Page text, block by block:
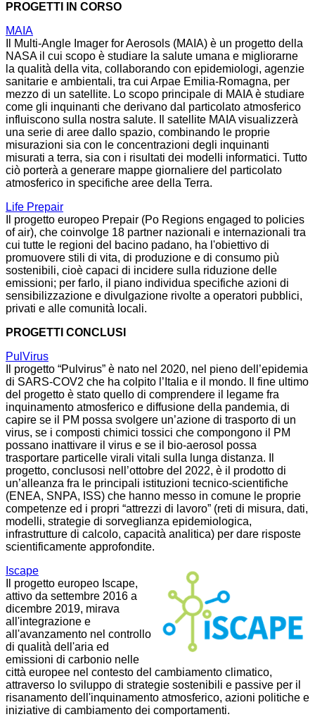
PROGETTI IN CORSO
MAIA
Il Multi-Angle Imager for Aerosols (MAIA) è un progetto della
NASA il cui scopo è studiare la salute umana e migliorarne
la qualità della vita, collaborando con epidemiologi, agenzie
sanitarie e ambientali, tra cui Arpae Emilia-Romagna, per
mezzo di un satellite. Lo scopo principale di MAIA è studiare
come gli inquinanti che derivano dal particolato atmosferico
influiscono sulla nostra salute. Il satellite MAIA visualizzerà
una serie di aree dallo spazio, combinando le proprie
misurazioni sia con le concentrazioni degli inquinanti
misurati a terra, sia con i risultati dei modelli informatici. Tutto
ciò porterà a generare mappe giornaliere del particolato
atmosferico in specifiche aree della Terra.
Life Prepair
Il progetto europeo Prepair (Po Regions engaged to policies
of air), che coinvolge 18 partner nazionali e internazionali tra
cui tutte le regioni del bacino padano, ha l'obiettivo di
promuovere stili di vita, di produzione e di consumo più
sostenibili, cioè capaci di incidere sulla riduzione delle
emissioni; per farlo, il piano individua specifiche azioni di
sensibilizzazione e divulgazione rivolte a operatori pubblici,
privati e alle comunità locali.
PROGETTI CONCLUSI
PulVirus
Il progetto “Pulvirus” è nato nel 2020, nel pieno dell’epidemia
di SARS-COV2 che ha colpito l’Italia e il mondo. Il fine ultimo
del progetto è stato quello di comprendere il legame fra
inquinamento atmosferico e diffusione della pandemia, di
capire se il PM possa svolgere un’azione di trasporto di un
virus, se i composti chimici tossici che compongono il PM
possano inattivare il virus e se il bio-aerosol possa
trasportare particelle virali vitali sulla lunga distanza. Il
progetto, conclusosi nell’ottobre del 2022, è il prodotto di
un’alleanza fra le principali istituzioni tecnico-scientifiche
(ENEA, SNPA, ISS) che hanno messo in comune le proprie
competenze ed i propri “attrezzi di lavoro” (reti di misura, dati,
modelli, strategie di sorveglianza epidemiologica,
infrastrutture di calcolo, capacità analitica) per dare risposte
scientificamente approfondite.
Iscape
Il progetto europeo Iscape,
attivo da settembre 2016 a
dicembre 2019, mirava
all'integrazione e
all'avanzamento nel controllo
di qualità dell'aria ed
emissioni di carbonio nelle
città europee nel contesto del cambiamento climatico,
attraverso lo sviluppo di strategie sostenibili e passive per il
risanamento dell'inquinamento atmosferico, azioni politiche e
iniziative di cambiamento dei comportamenti.